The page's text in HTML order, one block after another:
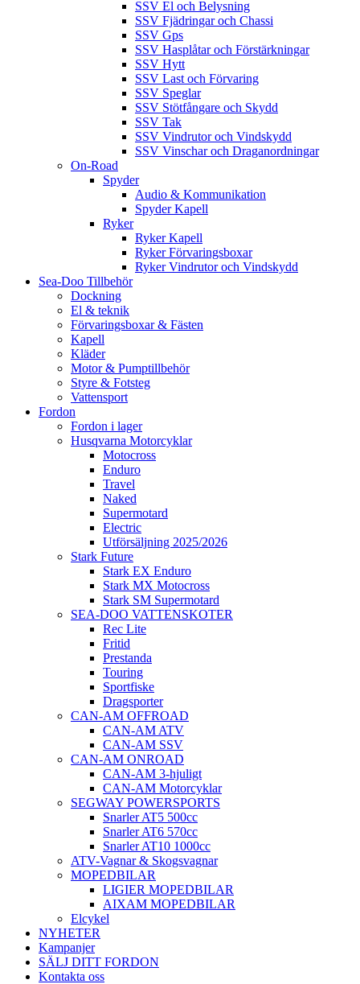
SSV El och Belysning
SSV Fjädringar och Chassi
SSV Gps
SSV Hasplåtar och Förstärkningar
SSV Hytt
SSV Last och Förvaring
SSV Speglar
SSV Stötfångare och Skydd
SSV Tak
SSV Vindrutor och Vindskydd
SSV Vinschar och Draganordningar
On-Road
Spyder
Audio & Kommunikation
Spyder Kapell
Ryker
Ryker Kapell
Ryker Förvaringsboxar
Ryker Vindrutor och Vindskydd
Sea-Doo Tillbehör
Dockning
El & teknik
Förvaringsboxar & Fästen
Kapell
Kläder
Motor & Pumptillbehör
Styre & Fotsteg
Vattensport
Fordon
Fordon i lager
Husqvarna Motorcyklar
Motocross
Enduro
Travel
Naked
Supermotard
Electric
Utförsäljning 2025/2026
Stark Future
Stark EX Enduro
Stark MX Motocross
Stark SM Supermotard
SEA-DOO VATTENSKOTER
Rec Lite
Fritid
Prestanda
Touring
Sportfiske
Dragsporter
CAN-AM OFFROAD
CAN-AM ATV
CAN-AM SSV
CAN-AM ONROAD
CAN-AM 3-hjuligt
CAN-AM Motorcyklar
SEGWAY POWERSPORTS
Snarler AT5 500cc
Snarler AT6 570cc
Snarler AT10 1000cc
ATV-Vagnar & Skogsvagnar
MOPEDBILAR
LIGIER MOPEDBILAR
AIXAM MOPEDBILAR
Elcykel
NYHETER
Kampanjer
SÄLJ DITT FORDON
Kontakta oss